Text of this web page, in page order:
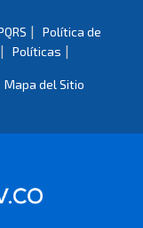
|
Política de
| Políticas |
Mapa del Sitio
Logo Gobierno